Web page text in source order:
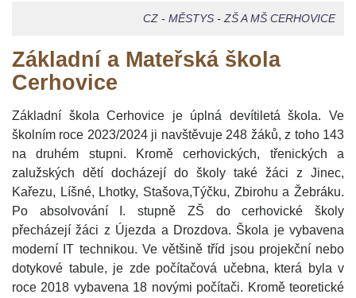
CZ- MĚSTYS- ZŠ A MŠ CERHOVICE
Základní a Mateřská škola
Cerhovice
Základní škola Cerhovice je úplná devítiletá škola. Ve
školním roce 2023/2024 ji navštěvuje 248 žáků, z toho 143
na druhém stupni. Kromě cerhovických, třenických a
zalužských dětí docházejí do školy také žáci z Jinec,
Kařezu, Líšné, Lhotky, Stašova,Týčku, Zbirohu a Žebráku.
Po absolvování I. stupně ZŠ do cerhovické školy
přecházejí žáci z Újezda a Drozdova. Škola je vybavena
moderní IT technikou. Ve většině tříd jsou projekční nebo
dotykové tabule, je zde počítačová učebna, která byla v
roce 2018 vybavena 18 novými počítači. Kromě teoretické